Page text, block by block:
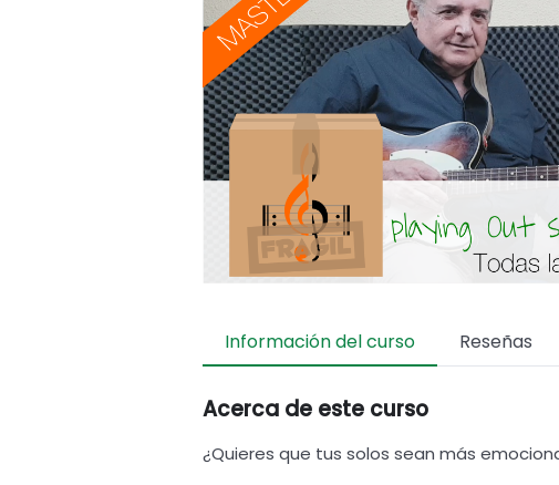
Información del curso Reseñas
Acerca de este curso
¿Quieres que tus solos sean más